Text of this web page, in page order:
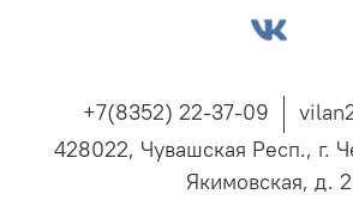
+7(8352) 22-37-09
428022, Чувашская Респ., г.
Якимовская, д. 2